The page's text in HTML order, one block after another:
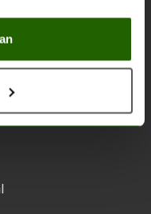
scenery